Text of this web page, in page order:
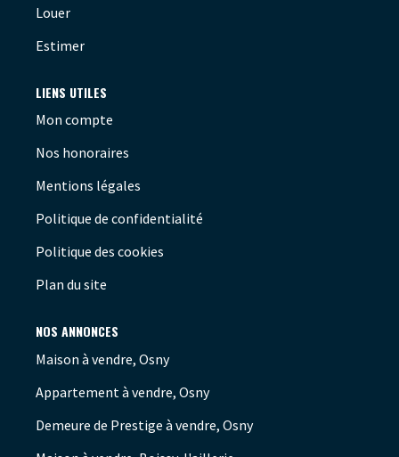
Louer
Estimer
LIENS UTILES
Mon compte
Nos honoraires
Mentions légales
Politique de confidentialité
Politique des cookies
Plan du site
NOS ANNONCES
Maison à vendre, Osny
Appartement à vendre, Osny
Demeure de Prestige à vendre, Osny